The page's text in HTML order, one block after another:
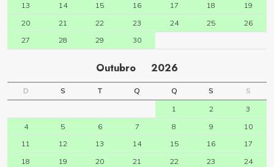
13
14 15 16 17 18
19
20
21 22 23 24 25
26
27
28 29 30
Outubro 2026
D S T Q Q S
S
1
2
3
4
5 6 7 8 9
10
11
12 13 14 15 16
17
18
19 20 21 22 23
24